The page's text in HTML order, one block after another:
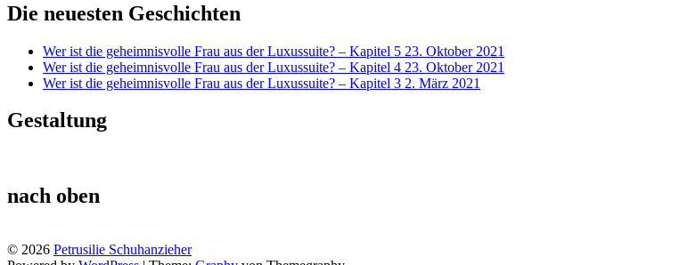
Die neuesten Geschichten
Wer ist die geheimnisvolle Frau aus der Luxussuite? – Kapitel 5 23. Oktober 2021
Wer ist die geheimnisvolle Frau aus der Luxussuite? – Kapitel 4 23. Oktober 2021
Wer ist die geheimnisvolle Frau aus der Luxussuite? – Kapitel 3 2. März 2021
Gestaltung
nach oben
© 2026 Petrusilie Schuhanzieher